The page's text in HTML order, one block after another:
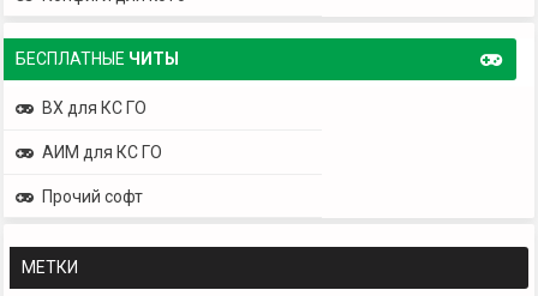
БЕСПЛАТНЫЕ ЧИТЫ
ВХ для КС ГО
АИМ для КС ГО
Прочий софт
МЕТКИ